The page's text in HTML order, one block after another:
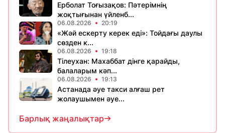
Ерболат Тоғызақов: Пәтерімнің
жоқтығынан үйленб...
06.08.2026 20:19
«Жәй ескерту керек еді»: Тойдағы даулы
сөзден к...
06.08.2026 19:18
Тілеухан: Махаббат дінге қарайды,
балаларым кәп...
06.08.2026 19:13
Астанада әуе такси алғаш рет
жолаушымен әуе...
Барлық жаңалықтар